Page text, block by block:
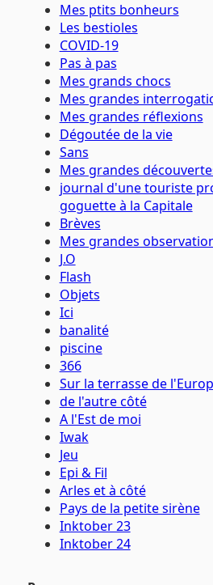
Mes ptits bonheurs
Les bestioles
COVID-19
Pas à pas
Mes grands chocs
Mes grandes
Mes grandes réflexions
Dégoutée de la vie
Sans
Mes grandes
journal d'une touriste
goguette à la Capitale
Brèves
Mes grandes
J.O
Flash
Objets
Ici
banalité
piscine
366
Sur la terrasse de
de l'autre côté
A l'Est de moi
Iwak
Jeu
Epi & Fil
Arles et à côté
Pays de la petite sirène
Inktober 23
Inktober 24